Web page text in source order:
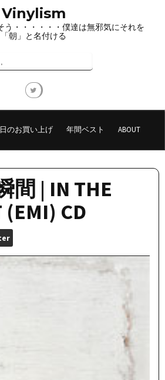
Vinylism
う・・・・・・僕達は無邪気にそれを
「朝」と名付ける
のお買い上げ 年間ベスト ABOUT
間 | IN THE
(EMI) CD